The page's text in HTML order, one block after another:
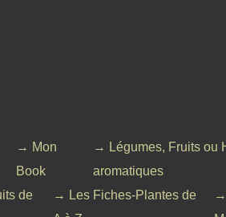
→ Mon
Book
→ Légumes, Fruits ou
aromatiques
de
→ Les Fiches-Plantes de
→